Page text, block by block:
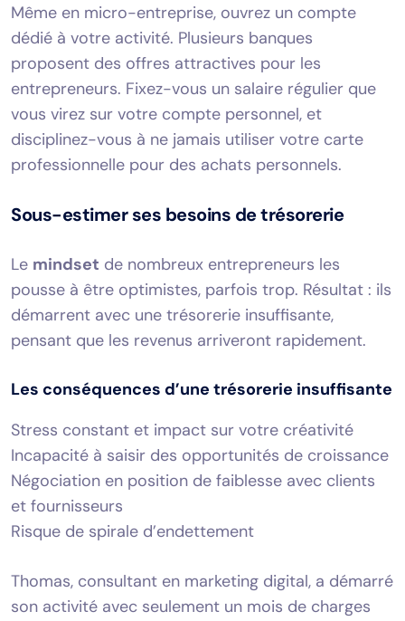
Même en micro-entreprise, ouvrez un compte
dédié à votre activité. Plusieurs banques
proposent des offres attractives pour les
entrepreneurs. Fixez-vous un salaire régulier que
vous virez sur votre compte personnel, et
disciplinez-vous à ne jamais utiliser votre carte
professionnelle pour des achats personnels.
Sous-estimer ses besoins de trésorerie
Le mindset de nombreux entrepreneurs les
pousse à être optimistes, parfois trop. Résultat : ils
démarrent avec une trésorerie insuffisante,
pensant que les revenus arriveront rapidement.
Les conséquences d’une trésorerie insuffisante
Stress constant et impact sur votre créativité
Incapacité à saisir des opportunités de croissance
Négociation en position de faiblesse avec clients
et fournisseurs
Risque de spirale d’endettement
Thomas, consultant en marketing digital, a démarré
son activité avec seulement un mois de charges